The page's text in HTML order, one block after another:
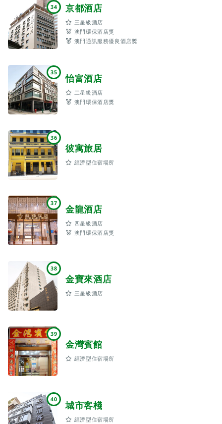
34 京都酒店
三星級酒店
澳門環保酒店獎
澳門通訊服務優良酒店獎
35 怡富酒店
二星級酒店
澳門環保酒店獎
36
彼寓旅居
經濟型住宿場所
37 金龍酒店
四星級酒店
澳門環保酒店獎
38
金寶來酒店
三星級酒店
39
金灣賓館
經濟型住宿場所
40 城市客棧
經濟型住宿場所